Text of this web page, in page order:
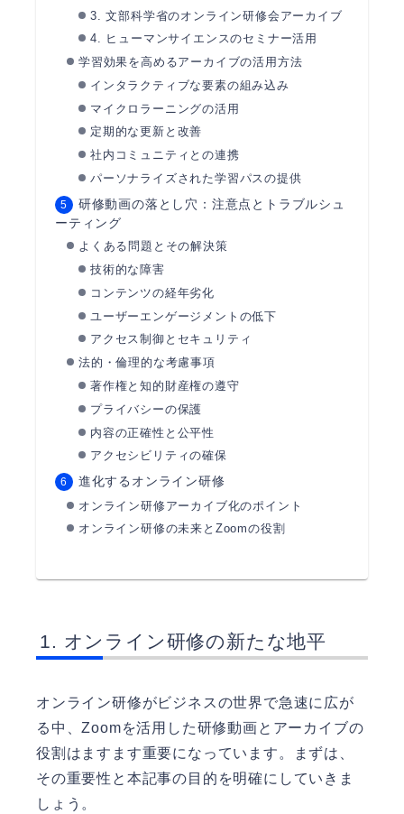
3. 文部科学省のオンライン研修会アーカイブ
4. ヒューマンサイエンスのセミナー活用
学習効果を高めるアーカイブの活用方法
インタラクティブな要素の組み込み
マイクロラーニングの活用
定期的な更新と改善
社内コミュニティとの連携
パーソナライズされた学習パスの提供
研修動画の落とし穴：注意点とトラブルシュ
ーティング
よくある問題とその解決策
技術的な障害
コンテンツの経年劣化
ユーザーエンゲージメントの低下
アクセス制御とセキュリティ
法的・倫理的な考慮事項
著作権と知的財産権の遵守
プライバシーの保護
内容の正確性と公平性
アクセシビリティの確保
進化するオンライン研修
オンライン研修アーカイブ化のポイント
オンライン研修の未来とZoomの役割
オンライン研修の新たな地平
オンライン研修がビジネスの世界で急速に広が
る中、Zoomを活用した研修動画とアーカイブの
役割はますます重要になっています。まずは、
その重要性と本記事の目的を明確にしていきま
しょう。